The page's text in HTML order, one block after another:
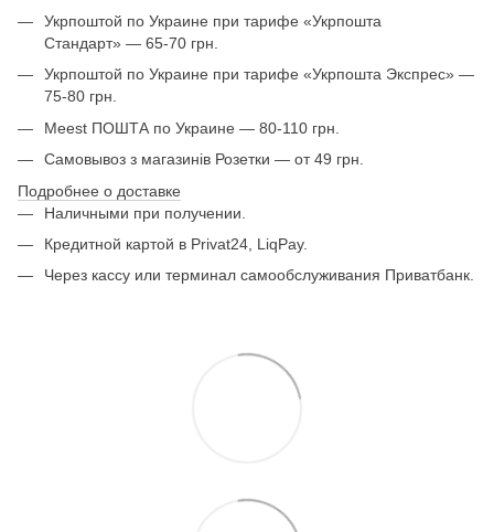
Укрпоштой по Украине при тарифе «Укрпошта
Стандарт» — 65-70 грн.
Укрпоштой по Украине при тарифе «Укрпошта Экспрес» —
75-80 грн.
Meest ПОШТА по Украине — 80-110 грн.
Самовывоз з магазинів Розетки — от 49 грн.
Подробнее о доставке
Наличными при получении.
Кредитной картой в Privat24, LiqPay.
Через кассу или терминал самообслуживания Приватбанк.